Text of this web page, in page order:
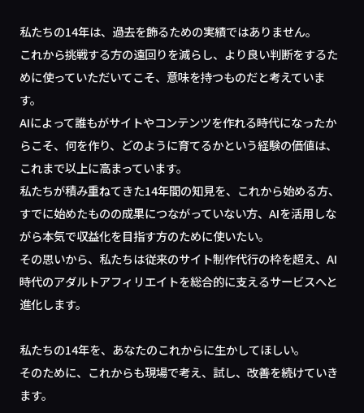
私たちの14年は、過去を飾るための実績ではありません。
これから挑戦する方の遠回りを減らし、より良い判断をするた
めに使っていただいてこそ、意味を持つものだと考えていま
す。
AIによって誰もがサイトやコンテンツを作れる時代になったか
らこそ、何を作り、どのように育てるかという経験の価値は、
これまで以上に高まっています。
私たちが積み重ねてきた14年間の知見を、これから始める方、
すでに始めたものの成果につながっていない方、AIを活用しな
がら本気で収益化を目指す方のために使いたい。
その思いから、私たちは従来のサイト制作代行の枠を超え、AI
時代のアダルトアフィリエイトを総合的に支えるサービスへと
進化します。
私たちの14年を、あなたのこれからに生かしてほしい。
そのために、これからも現場で考え、試し、改善を続けていき
ます。